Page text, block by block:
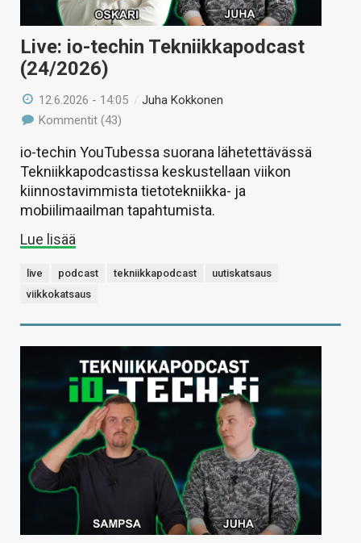
Live: io-techin Tekniikkapodcast
(24/2026)
12.6.2026 - 14:05 /Juha Kokkonen
Kommentit (43)
io-techin YouTubessa suorana lähetettävässä
Tekniikkapodcastissa keskustellaan viikon
kiinnostavimmista tietotekniikka- ja
mobiilimaailman tapahtumista.
Lue lisää
live podcast tekniikkapodcast
uutiskatsaus
viikkokatsaus